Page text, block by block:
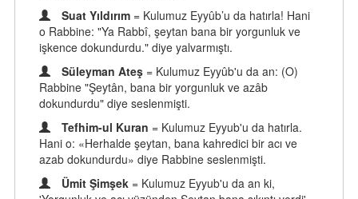
Suat Yıldırım = Kulumuz Eyyûb’u da hatırla! Hani
o Rabbine: "Ya Rabbî, şeytan bana bir yorgunluk ve
işkence dokundurdu." diye yalvarmıştı.
Süleyman Ateş = Kulumuz Eyyûb'u da an: (O)
Rabbine "Şeytân, bana bir yorgunluk ve azâb
dokundurdu" diye seslenmişti.
Tefhim-ul Kuran = Kulumuz Eyyub'u da hatırla.
Hani o: «Herhalde şeytan, bana kahredici bir acı ve
azab dokundurdu» diye Rabbine seslenmişti.
Ümit Şimşek = Kulumuz Eyyub'u da an ki,